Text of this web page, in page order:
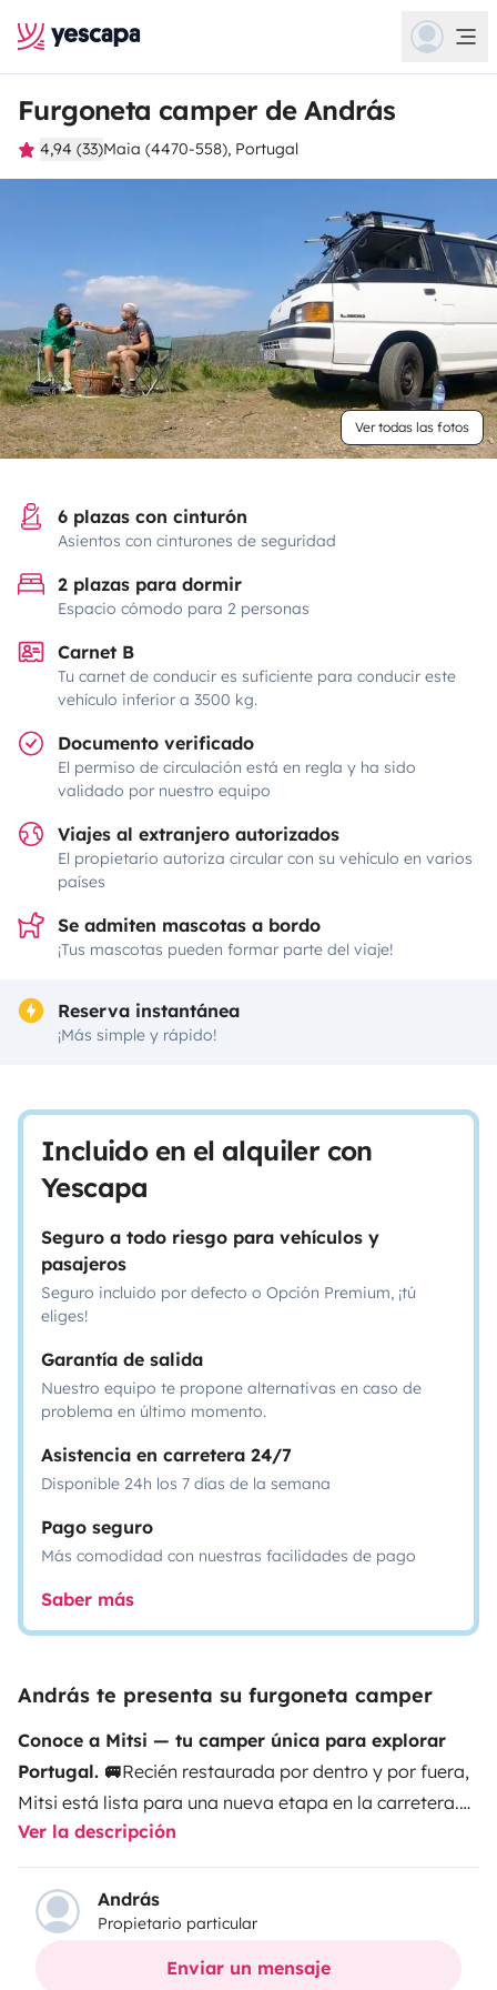
Furgoneta camper de András
4,94 (33)Maia (4470-558), Portugal
Ver todas las fotos
6 plazas con cinturón
Asientos con cinturones de seguridad
2 plazas para dormir
Espacio cómodo para 2 personas
Carnet B
Tu carnet de conducir es suficiente para conducir este
vehículo inferior a 3500 kg.
Documento verificado
El permiso de circulación está en regla y ha sido
validado por nuestro equipo
Viajes al extranjero autorizados
El propietario autoriza circular con su vehículo en varios
países
Se admiten mascotas a bordo
¡Tus mascotas pueden formar parte del viaje!
Reserva instantánea
¡Más simple y rápido!
Incluido en el alquiler con
Yescapa
Seguro a todo riesgo para vehículos y
pasajeros
Seguro incluido por defecto o Opción Premium, ¡tú
eliges!
Garantía de salida
Nuestro equipo te propone alternativas en caso de
problema en último momento.
Asistencia en carretera 24/7
Disponible 24h los 7 días de la semana
Pago seguro
Más comodidad con nuestras facilidades de pago
Saber más
András te presenta su furgoneta camper
Conoce a Mitsi — tu camper única para explorar
Portugal. 🚐Recién restaurada por dentro y por fuera,
Mitsi está lista para una nueva etapa en la carretera.
Con una pintura nueva y un interior renovado, combina
carácter vintage con comodidad y fiabilidad.Esto no
es solo un alquiler — es una experiencia. Viaja sin
prisas, despierta junto al océano, persigue atardeceres
y descubre Portugal de una forma diferente.
Ver la descripción
András
Propietario particular
Enviar un mensaje